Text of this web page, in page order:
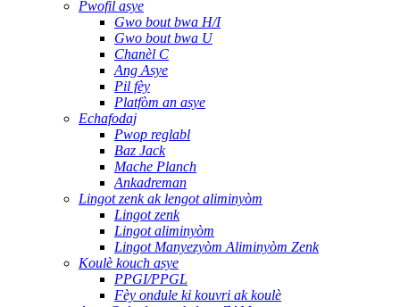
Pwofil asye
Gwo bout bwa H/I
Gwo bout bwa U
Chanèl C
Ang Asye
Pil fèy
Platfòm an asye
Echafodaj
Pwop reglabl
Baz Jack
Mache Planch
Ankadreman
Lingot zenk ak lengot aliminyòm
Lingot zenk
Lingot aliminyòm
Lingot Manyezyòm Aliminyòm Zenk
Koulè kouch asye
PPGI/PPGL
Fèy ondule ki kouvri ak koulè